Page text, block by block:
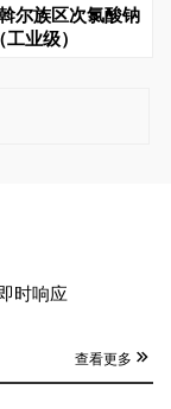
尔族区次氯酸钠
（工业级）
时响应
查看更多